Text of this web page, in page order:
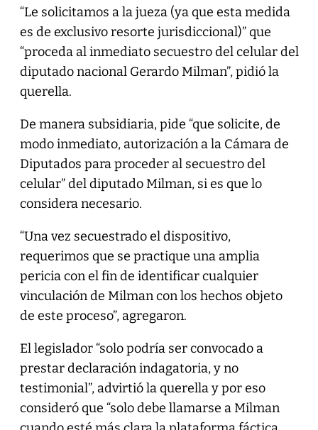
“Le solicitamos a la jueza (ya que esta medida
es de exclusivo resorte jurisdiccional)” que
“proceda al inmediato secuestro del celular del
diputado nacional Gerardo Milman”, pidió la
querella.
De manera subsidiaria, pide “que solicite, de
modo inmediato, autorización a la Cámara de
Diputados para proceder al secuestro del
celular” del diputado Milman, si es que lo
considera necesario.
“Una vez secuestrado el dispositivo,
requerimos que se practique una amplia
pericia con el fin de identificar cualquier
vinculación de Milman con los hechos objeto
de este proceso”, agregaron.
El legislador “solo podría ser convocado a
prestar declaración indagatoria, y no
testimonial”, advirtió la querella y por eso
consideró que “solo debe llamarse a Milman